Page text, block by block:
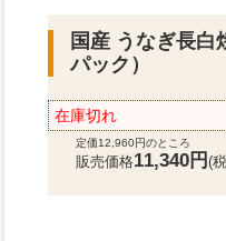
国産 うなぎ長白
パック）
在庫切れ
定価12,960円のところ
販売価格11,340円(